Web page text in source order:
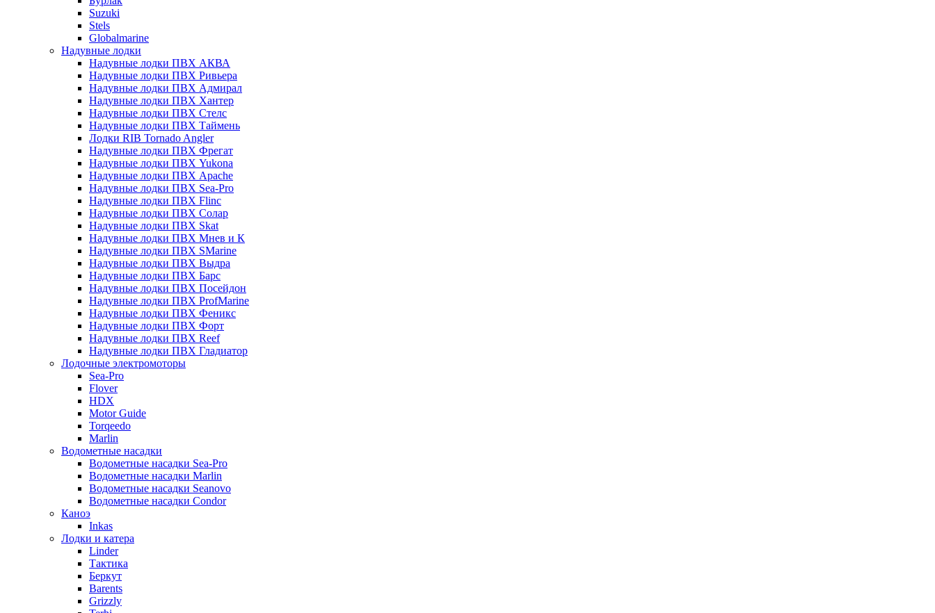
Suzuki
Stels
Globalmarine
Надувные лодки
Надувные лодки ПВХ АКВА
Надувные лодки ПВХ Ривьера
Надувные лодки ПВХ Адмирал
Надувные лодки ПВХ Хантер
Надувные лодки ПВХ Стелс
Надувные лодки ПВХ Таймень
Лодки RIB Tornado Angler
Надувные лодки ПВХ Фрегат
Надувные лодки ПВХ Yukona
Надувные лодки ПВХ Apache
Надувные лодки ПВХ Sea-Pro
Надувные лодки ПВХ Flinc
Надувные лодки ПВХ Солар
Надувные лодки ПВХ Skat
Надувные лодки ПВХ Мнев и К
Надувные лодки ПВХ SMarine
Надувные лодки ПВХ Выдра
Надувные лодки ПВХ Барс
Надувные лодки ПВХ Посейдон
Надувные лодки ПВХ ProfMarine
Надувные лодки ПВХ Феникс
Надувные лодки ПВХ Форт
Надувные лодки ПВХ Reef
Надувные лодки ПВХ Гладиатор
Лодочные электромоторы
Sea-Pro
Flover
HDX
Motor Guide
Torqeedo
Marlin
Водометные насадки
Водометные насадки Sea-Pro
Водометные насадки Marlin
Водометные насадки Seanovo
Водометные насадки Condor
Каноэ
Inkas
Лодки и катера
Linder
Тактика
Беркут
Barents
Grizzly